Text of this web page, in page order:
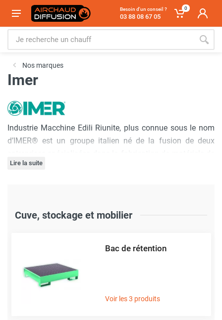
Besoin d'un conseil ?
03 88 08 67 05
0
Nos marques
Imer
Industrie Macchine Edili Riunite, plus connue sous le nom
d’IMER® est un groupe italien né de la fusion de deux
construction en 1973. Après plusieurs rachats de sociétés
Aujourd’hui, le groupe italien dispose d’une filiale française
permettant d’assurer la distribution des produits IMER®.
Les différents rachats d’entreprises spécialisées durant son
histoire permettent à IMER® d’offrir aujourd’hui des
plaques vibrantes
Lire la suite
Cuve, stockage et mobilier
Bac de rétention
Voir les 3 produits